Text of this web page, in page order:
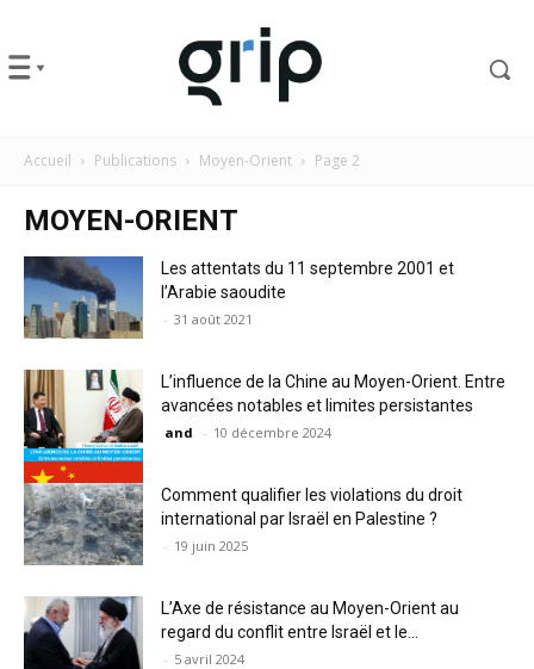
Accueil Publications Moyen-Orient Page 2
MOYEN-ORIENT
Les attentats du 11 septembre 2001 et
l’Arabie saoudite
- 31 août 2021
L’influence de la Chine au Moyen-Orient. Entre
avancées notables et limites persistantes
and - 10 décembre 2024
Comment qualifier les violations du droit
international par Israël en Palestine ?
- 19 juin 2025
L’Axe de résistance au Moyen-Orient au
regard du conflit entre Israël et le...
- 5 avril 2024